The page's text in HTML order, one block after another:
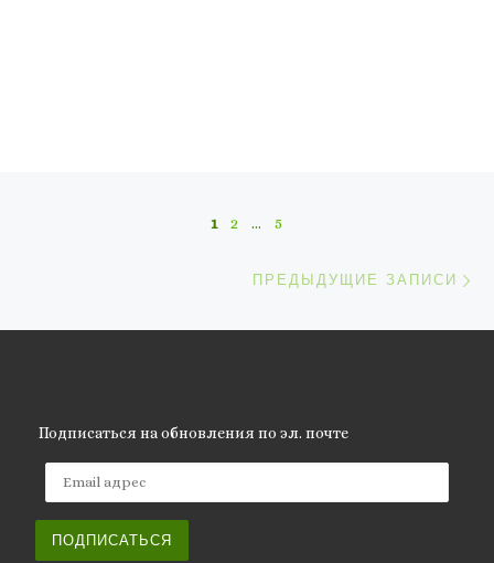
1 2 … 5
ПРЕДЫДУЩИЕ ЗАПИСИ
Подписаться на обновления по эл. почте
ПОДПИСАТЬСЯ